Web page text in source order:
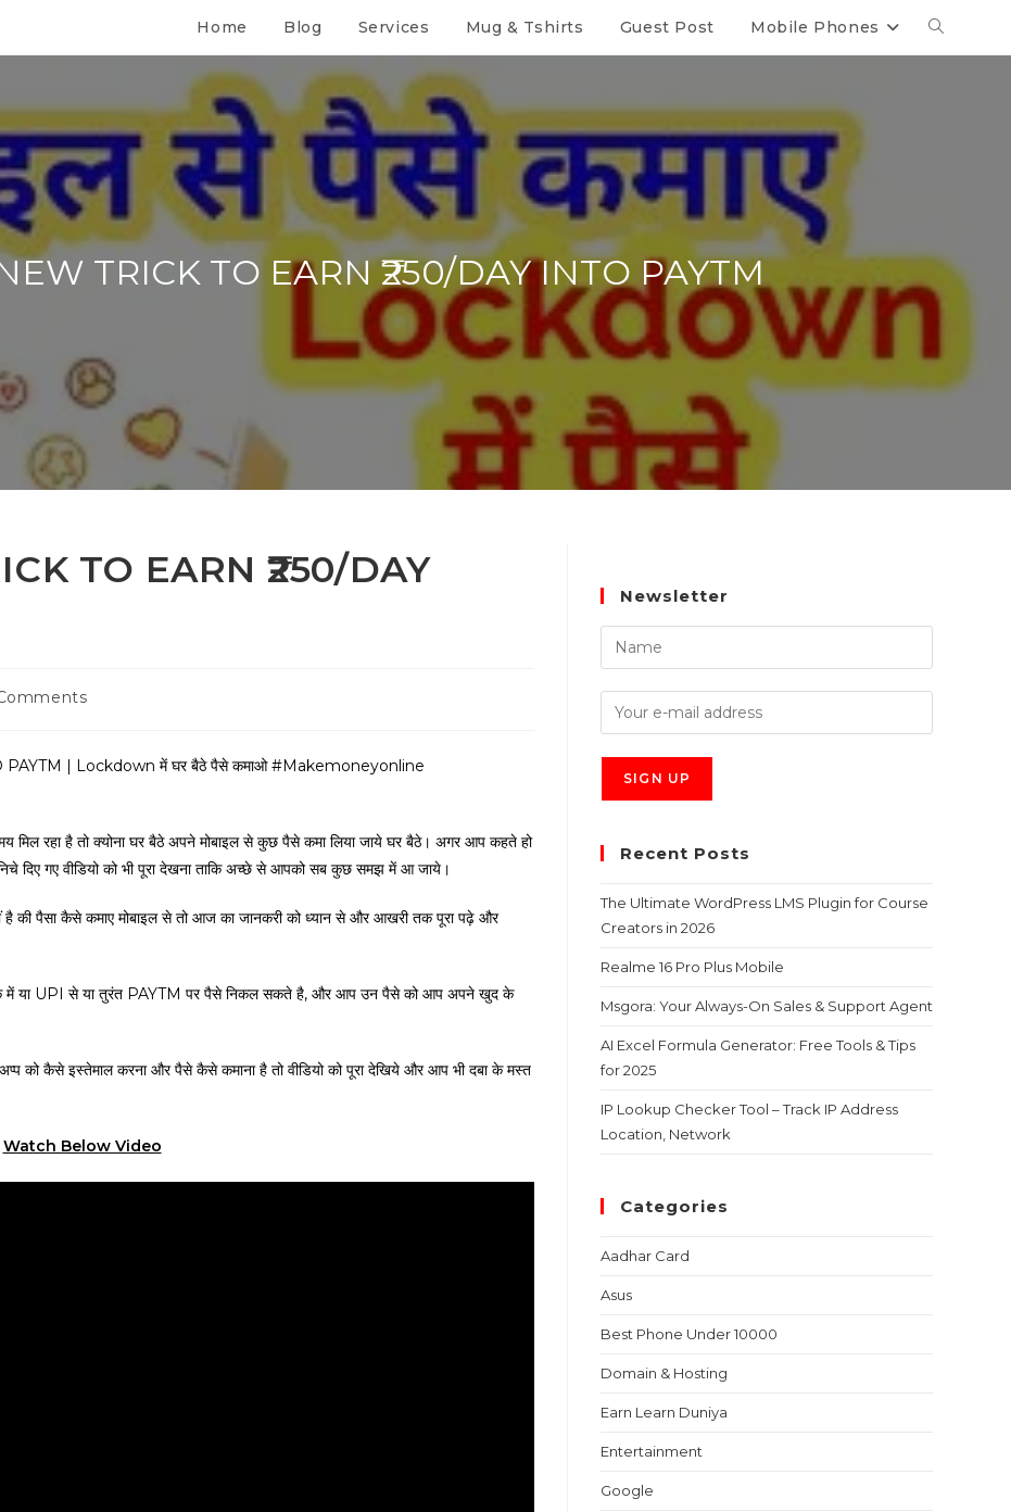
Home Blog Services Mug & Tshirts Guest Post Mobile Phones
TRICK TO EARN ₹250/DAY INTO PAYTM
TO EARN ₹250/DAY
| Lockdown में घर बैठे पैसे कमाओ #Makemoneyonline
रहा है तो क्योना घर बैठे अपने मोबाइल से कुछ पैसे कमा लिया जाये घर बैठे। अगर आप कहते हो
दिए गए वीडियो को भी पूरा देखना ताकि अच्छे से आपको सब कुछ समझ में आ जाये।
है की पैसा कैसे कमाए मोबाइल से तो आज का जानकरी को ध्यान से और आखरी तक पूरा पढ़े और
में या UPI से या तुरंत PAYTM पर पैसे निकल सकते है, और आप उन पैसे को आप अपने खुद के
अप्प को कैसे इस्तेमाल करना और पैसे कैसे कमाना है तो वीडियो को पूरा देखिये और आप भी दबा के मस्त
Watch Below Video
Newsletter
Recent Posts
The Ultimate WordPress LMS Plugin for Course
Creators in 2026
Realme 16 Pro Plus Mobile
Msgora: Your Always-On Sales & Support Agent
AI Excel Formula Generator: Free Tools & Tips
for 2025
IP Lookup Checker Tool – Track IP Address
Location, Network
Categories
Aadhar Card
Asus
Best Phone Under 10000
Domain & Hosting
Earn Learn Duniya
Entertainment
Google